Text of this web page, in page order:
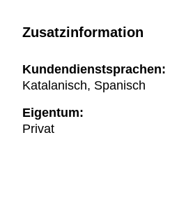
Zusatzinformation
Kundendienstsprachen:
Katalanisch, Spanisch
Eigentum:
Privat